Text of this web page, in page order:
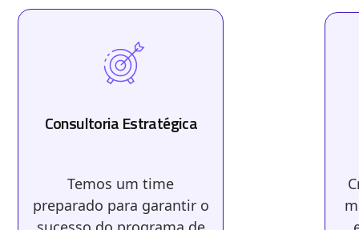
Consultoria Estratégica
Temos um time
preparado para garantir o